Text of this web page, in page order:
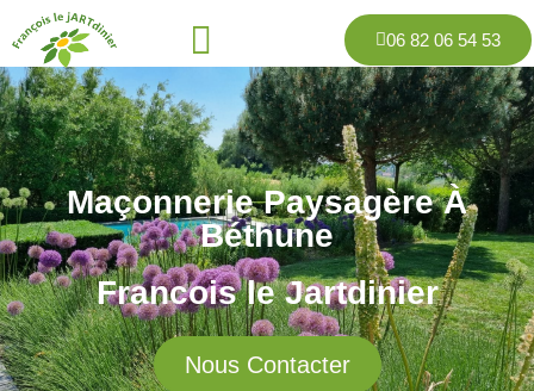
06 82 06 54 53
Maçonnerie Paysagère À
Béthune
Francois le Jartdinier
Nous Contacter